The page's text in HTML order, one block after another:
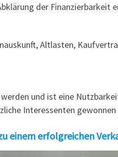
der Finanzierbarkeit
Altlasten,
und ist eine
Interessenten
einem erfolgreichen